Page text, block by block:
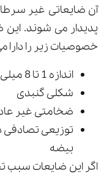
آن ضایعاتی غیر
پدیدار می شوند. این
خصوصیات زیر را دارا
اندازه 1 تا 8 میلی متر
شکلی گنبدی
ضخامتی غیر
توزیعی تصادفی
بیضه
اگر این ضایعات سبب